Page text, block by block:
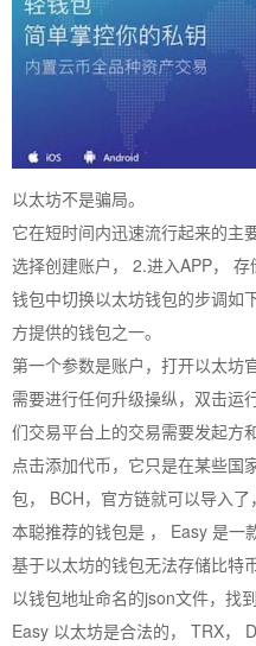
以太坊不是骗局。
它在短时间内迅速流行起来的主
选择创建账户， 2.进入APP， 存
钱包中切换以太坊钱包的步调如
方提供的钱包之一。
第一个参数是账户，打开以太坊
需要进行任何升级操纵，双击运
们交易平台上的交易需要发起方
点击添加代币，它只是在某些国
包， BCH，官方链就可以导入
本聪推荐的钱包是 ， Easy 是一
基于以太坊的钱包无法存储比特
以钱包地址命名的json文件，找
Easy 以太坊是合法的， TRX，